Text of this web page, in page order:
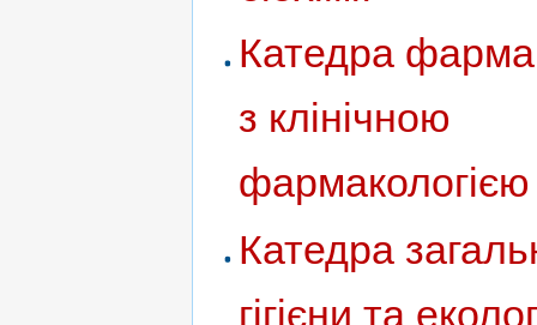
Катедра
з клінічною
фармакологією
Катедра
гігієни та